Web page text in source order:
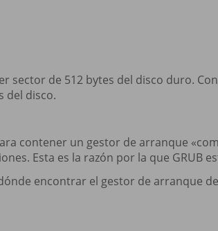
sector de 512 bytes del disco duro.
del disco.
contener un gestor de arranque
Esta es la razón por la que GRUB
encontrar el gestor de arranque